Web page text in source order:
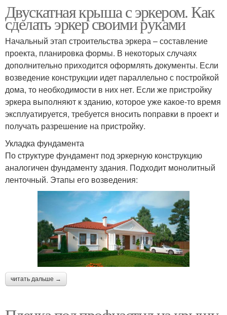
Двускатная крыша с эркером. Как
сделать эркер своими руками
Начальный этап строительства эркера – составление
проекта, планировка формы. В некоторых случаях
дополнительно приходится оформлять документы. Если
возведение конструкции идет параллельно с постройкой
дома, то необходимости в них нет. Если же пристройку
эркера выполняют к зданию, которое уже какое-то время
эксплуатируется, требуется вносить поправки в проект и
получать разрешение на пристройку.
Укладка фундамента
По структуре фундамент под эркерную конструкцию
аналогичен фундаменту здания. Подходит монолитный
ленточный. Этапы его возведения:
читать дальше →